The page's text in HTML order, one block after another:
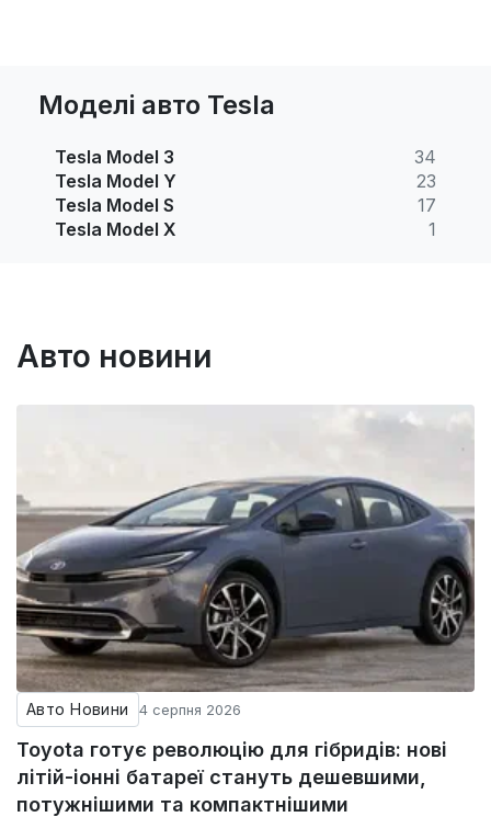
Моделі авто Tesla
Tesla Model 3
34
Tesla Model Y
23
Tesla Model S
17
Tesla Model X
1
Авто новини
Авто Новини 4 серпня 2026
Toyota готує революцію для гібридів: нові
літій-іонні батареї стануть дешевшими,
потужнішими та компактнішими